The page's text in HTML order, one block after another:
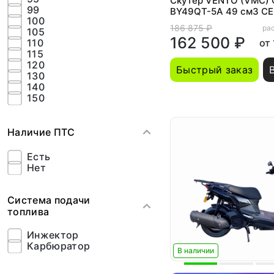
99
100
105
110
115
120
130
140
150
Наличие ПТС
Есть
Нет
Система подачи
топлива
Инжектор
Карбюратор
BY49QT-5A 49 см3
(LED панель, CBS,
186 875 ₽
162 500 ₽ от
Быстрый заказ
В наличии